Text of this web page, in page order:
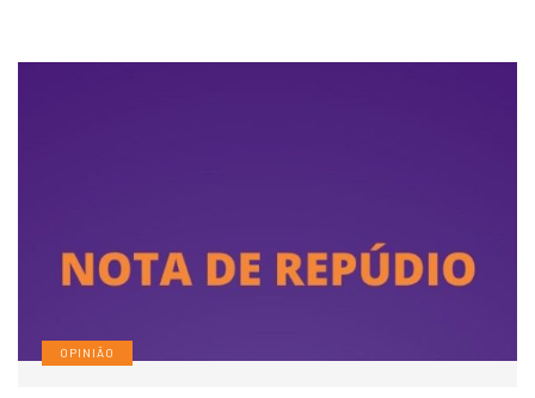
OPINIÃO